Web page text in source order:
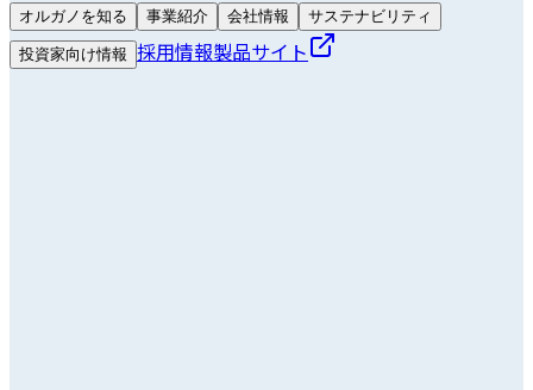
オルガノを知る 事業紹介 会社情報 サステナビリティ
投資家向け情報 採用情報製品サイト